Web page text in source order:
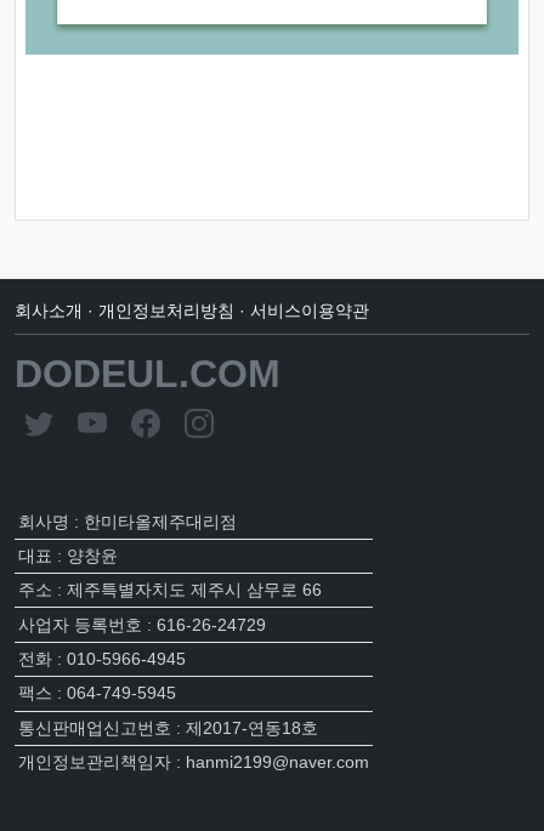
회사소개 · 개인정보처리방침 · 서비스이용약관
DODEUL.COM
회사명 : 한미타올제주대리점
대표 : 양창윤
주소 : 제주특별자치도 제주시 삼무로 66
사업자 등록번호 : 616-26-24729
전화 : 010-5966-4945
팩스 : 064-749-5945
통신판매업신고번호 : 제2017-연동18호
개인정보관리책임자 : hanmi2199@naver.com